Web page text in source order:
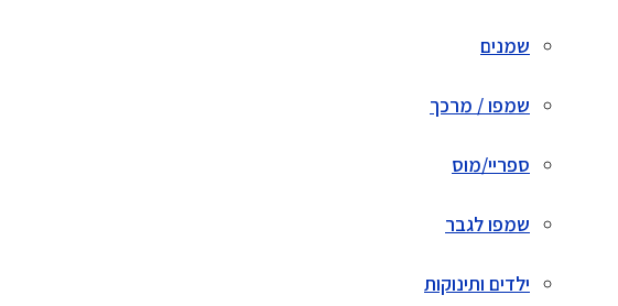
שמנים
שמפו / מרכך
ספריי/מוס
שמפו לגבר
ילדים ותינוקות